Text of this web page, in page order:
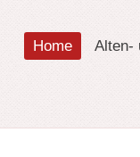
Home Alten-